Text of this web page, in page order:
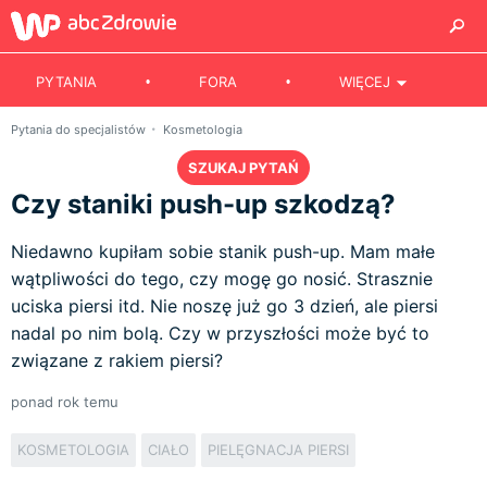
PYTANIA FORA WIĘCEJ
Pytania do specjalistów Kosmetologia
SZUKAJ PYTAŃ
Czy staniki push-up szkodzą?
Niedawno kupiłam sobie stanik push-up. Mam małe
wątpliwości do tego, czy mogę go nosić. Strasznie
uciska piersi itd. Nie noszę już go 3 dzień, ale piersi
nadal po nim bolą. Czy w przyszłości może być to
związane z rakiem piersi?
ponad rok temu
KOSMETOLOGIA CIAŁO PIELĘGNACJA PIERSI